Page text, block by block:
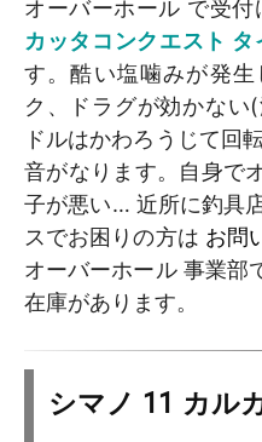
オーバーホール で受付
カッタコンクエスト
す。酷い塩噛みが発
ク、ドラグが効かない
ドルはかわろうじて回
音がなります。自身で
子が悪い… 近所に釣具
スでお困りの方は お問
オーバーホール 事業部
在庫があります。
シマノ 11 カル